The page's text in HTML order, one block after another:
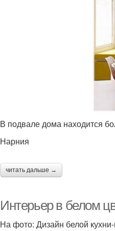
В подвале дома находится
Нарния
читать дальше →
Интерьер в белом
На фото: Дизайн белой кухни-